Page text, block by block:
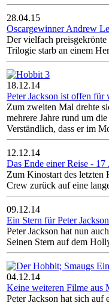
28.04.15
Oscargewinner Andrew
Der vielfach
Trilogie starb an einem
18.12.14
Peter Jackson ist offen
Zum zweiten Mal drehte
mehrere Jahre rund um
Verständlich, dass er im
12.12.14
Das Ende einer Reise -
Zum Kinostart des letzten
Crew zurück auf eine
09.12.14
Ein Stern für Peter Jackson
Peter Jackson hat nun
Seinen Stern auf dem
04.12.14
Keine weiteren Filme aus
Peter Jackson hat sich auf